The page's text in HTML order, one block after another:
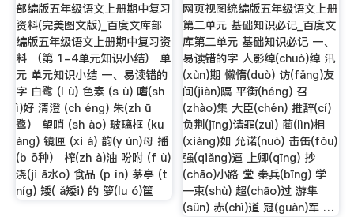
部编版五年级语文上册期中复习
资料(完美图文版)_百度文库部
编版五年级语文上册期中复习资
料 （第 1-4单元知识小结） 单
元 单元知识小结 一、易读错的
字 白鹭 (l ù) 色素 (s ù) 嗜(sh
ì)好 清澄 (ch éng) 朱(zh ū
鹭） 望哨 (sh ào) 玻璃框 (ku
àng) 镜匣 (xi á) 韵(y ùn)母 播
(b ō种） 榨(zh à)油 吩咐 (f ù)
浇(ji ā水o) 食品 (p ǐn) 茅亭 (t
níg) 矮( ǎ矮i) 的 箩(lu ó)筐
网页视图统编版五年级语文上册
第二单元 基础知识必记_百度文
库第二单元 基础知识必记 一、
易读错的字 人影绰(chuò)绰 汛
(xùn)期 懒惰(duò) 访(fǎng)友
间(jiàn)隔 平衡(héng) 召
(zhào)集 大臣(chén) 推辞(cí)
负荆(jīng)请罪(zuì) 蔺(lìn)相
(xiàng)如 允诺(nuò) 击缶(fǒu)
强(qiǎng)逼 上卿(qīng) 抄
(chāo)小路 堂 秦兵(bīng) 学
一束(shù) 超(chāo)过 游隼
(sǔn) 赤(chì)道 冠(guàn)军 …